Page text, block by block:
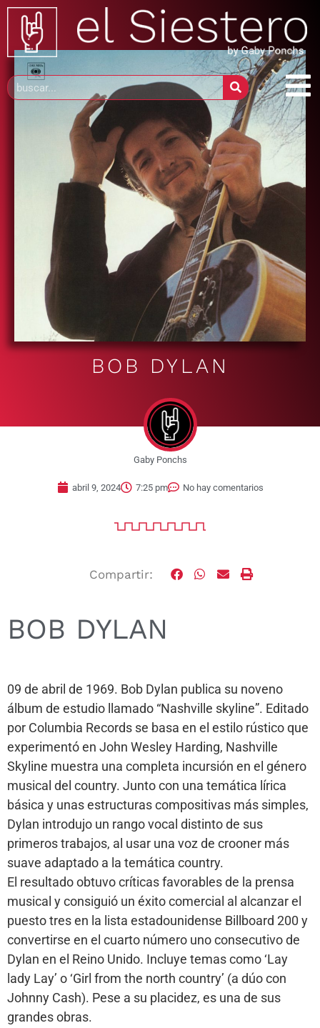
BOB DYLAN
Gaby Ponchs
abril 9, 2024 7:25 pm No hay comentarios
Compartir:
BOB DYLAN
09 de abril de 1969. Bob Dylan publica su noveno
álbum de estudio llamado “Nashville skyline”. Editado
por Columbia Records se basa en el estilo rústico que
experimentó en John Wesley Harding, Nashville
Skyline muestra una completa incursión en el género
musical del country. Junto con una temática lírica
básica y unas estructuras compositivas más simples,
Dylan introdujo un rango vocal distinto de sus
primeros trabajos, al usar una voz de crooner más
suave adaptado a la temática country.
El resultado obtuvo críticas favorables de la prensa
musical y consiguió un éxito comercial al alcanzar el
puesto tres en la lista estadounidense Billboard 200 y
convertirse en el cuarto número uno consecutivo de
Dylan en el Reino Unido. Incluye temas como ‘Lay
lady Lay’ o ‘Girl from the north country’ (a dúo con
Johnny Cash). Pese a su placidez, es una de sus
grandes obras.